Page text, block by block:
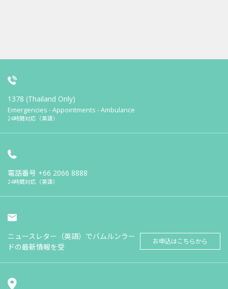
1378 (Thailand Only)
Emergencies - Appointments - Ambulance
24時間対応（英語）
電話番号 +66 2066 8888
24時間対応（英語）
ニュースレター（英語）でバムルンラー
ドの最新情報を受
お申込はこちらから